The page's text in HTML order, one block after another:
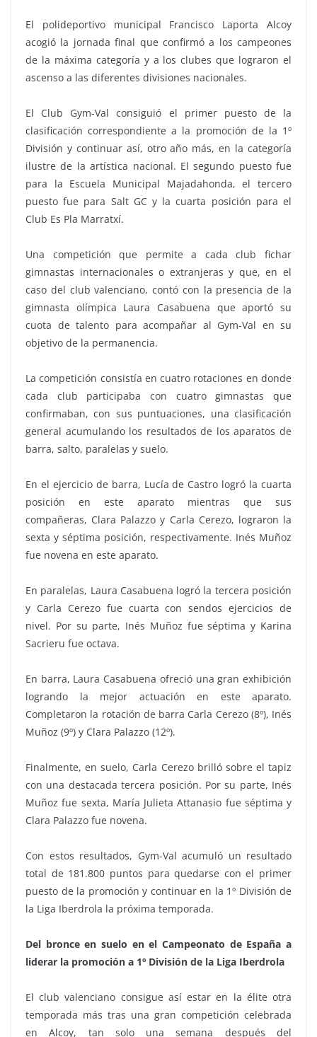
El polideportivo municipal Francisco Laporta Alcoy
acogió la jornada final que confirmó a los campeones
de la máxima categoría y a los clubes que lograron el
ascenso a las diferentes divisiones nacionales.
El Club Gym-Val consiguió el primer puesto de la
clasificación correspondiente a la promoción de la 1º
División y continuar así, otro año más, en la categoría
ilustre de la artística nacional. El segundo puesto fue
para la Escuela Municipal Majadahonda, el tercero
puesto fue para Salt GC y la cuarta posición para el
Club Es Pla Marratxí.
Una competición que permite a cada club fichar
gimnastas internacionales o extranjeras y que, en el
caso del club valenciano, contó con la presencia de la
gimnasta olímpica Laura Casabuena que aportó su
cuota de talento para acompañar al Gym-Val en su
objetivo de la permanencia.
La competición consistía en cuatro rotaciones en donde
cada club participaba con cuatro gimnastas que
confirmaban, con sus puntuaciones, una clasificación
general acumulando los resultados de los aparatos de
barra, salto, paralelas y suelo.
En el ejercicio de barra, Lucía de Castro logró la cuarta
posición en este aparato mientras que sus
compañeras, Clara Palazzo y Carla Cerezo, lograron la
sexta y séptima posición, respectivamente. Inés Muñoz
fue novena en este aparato.
En paralelas, Laura Casabuena logró la tercera posición
y Carla Cerezo fue cuarta con sendos ejercicios de
nivel. Por su parte, Inés Muñoz fue séptima y Karina
Sacrieru fue octava.
En barra, Laura Casabuena ofreció una gran exhibición
logrando la mejor actuación en este aparato.
Completaron la rotación de barra Carla Cerezo (8º), Inés
Muñoz (9º) y Clara Palazzo (12º).
Finalmente, en suelo, Carla Cerezo brilló sobre el tapiz
con una destacada tercera posición. Por su parte, Inés
Muñoz fue sexta, María Julieta Attanasio fue séptima y
Clara Palazzo fue novena.
Con estos resultados, Gym-Val acumuló un resultado
total de 181.800 puntos para quedarse con el primer
puesto de la promoción y continuar en la 1º División de
la Liga Iberdrola la próxima temporada.
Del bronce en suelo en el Campeonato de España a
liderar la promoción a 1º División de la Liga Iberdrola
El club valenciano consigue así estar en la élite otra
temporada más tras una gran competición celebrada
en Alcoy, tan solo una semana después del